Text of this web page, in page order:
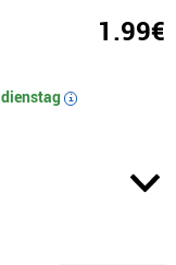
1.99€
dienstag i